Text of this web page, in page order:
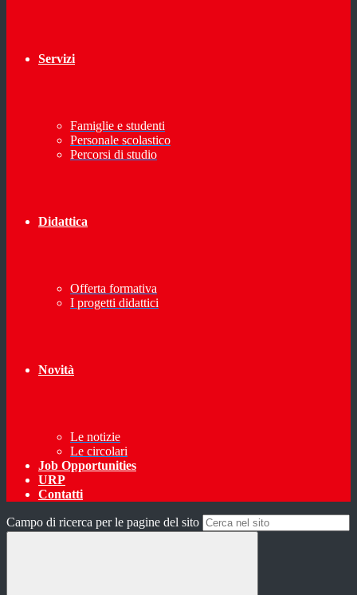
Servizi
Famiglie e studenti
Personale scolastico
Percorsi di studio
Didattica
Offerta formativa
I progetti didattici
Novità
Le notizie
Le circolari
Job Opportunities
URP
Contatti
Campo di ricerca per le pagine del sito